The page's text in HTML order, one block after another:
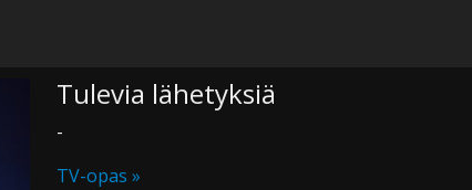
Tulevia lähetyksiä
-
TV-opas »